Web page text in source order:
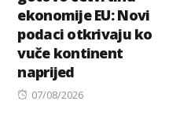
ekonomije EU: Novi
podaci otkrivaju ko
vuče kontinent
naprijed
Posted
07/08/2026